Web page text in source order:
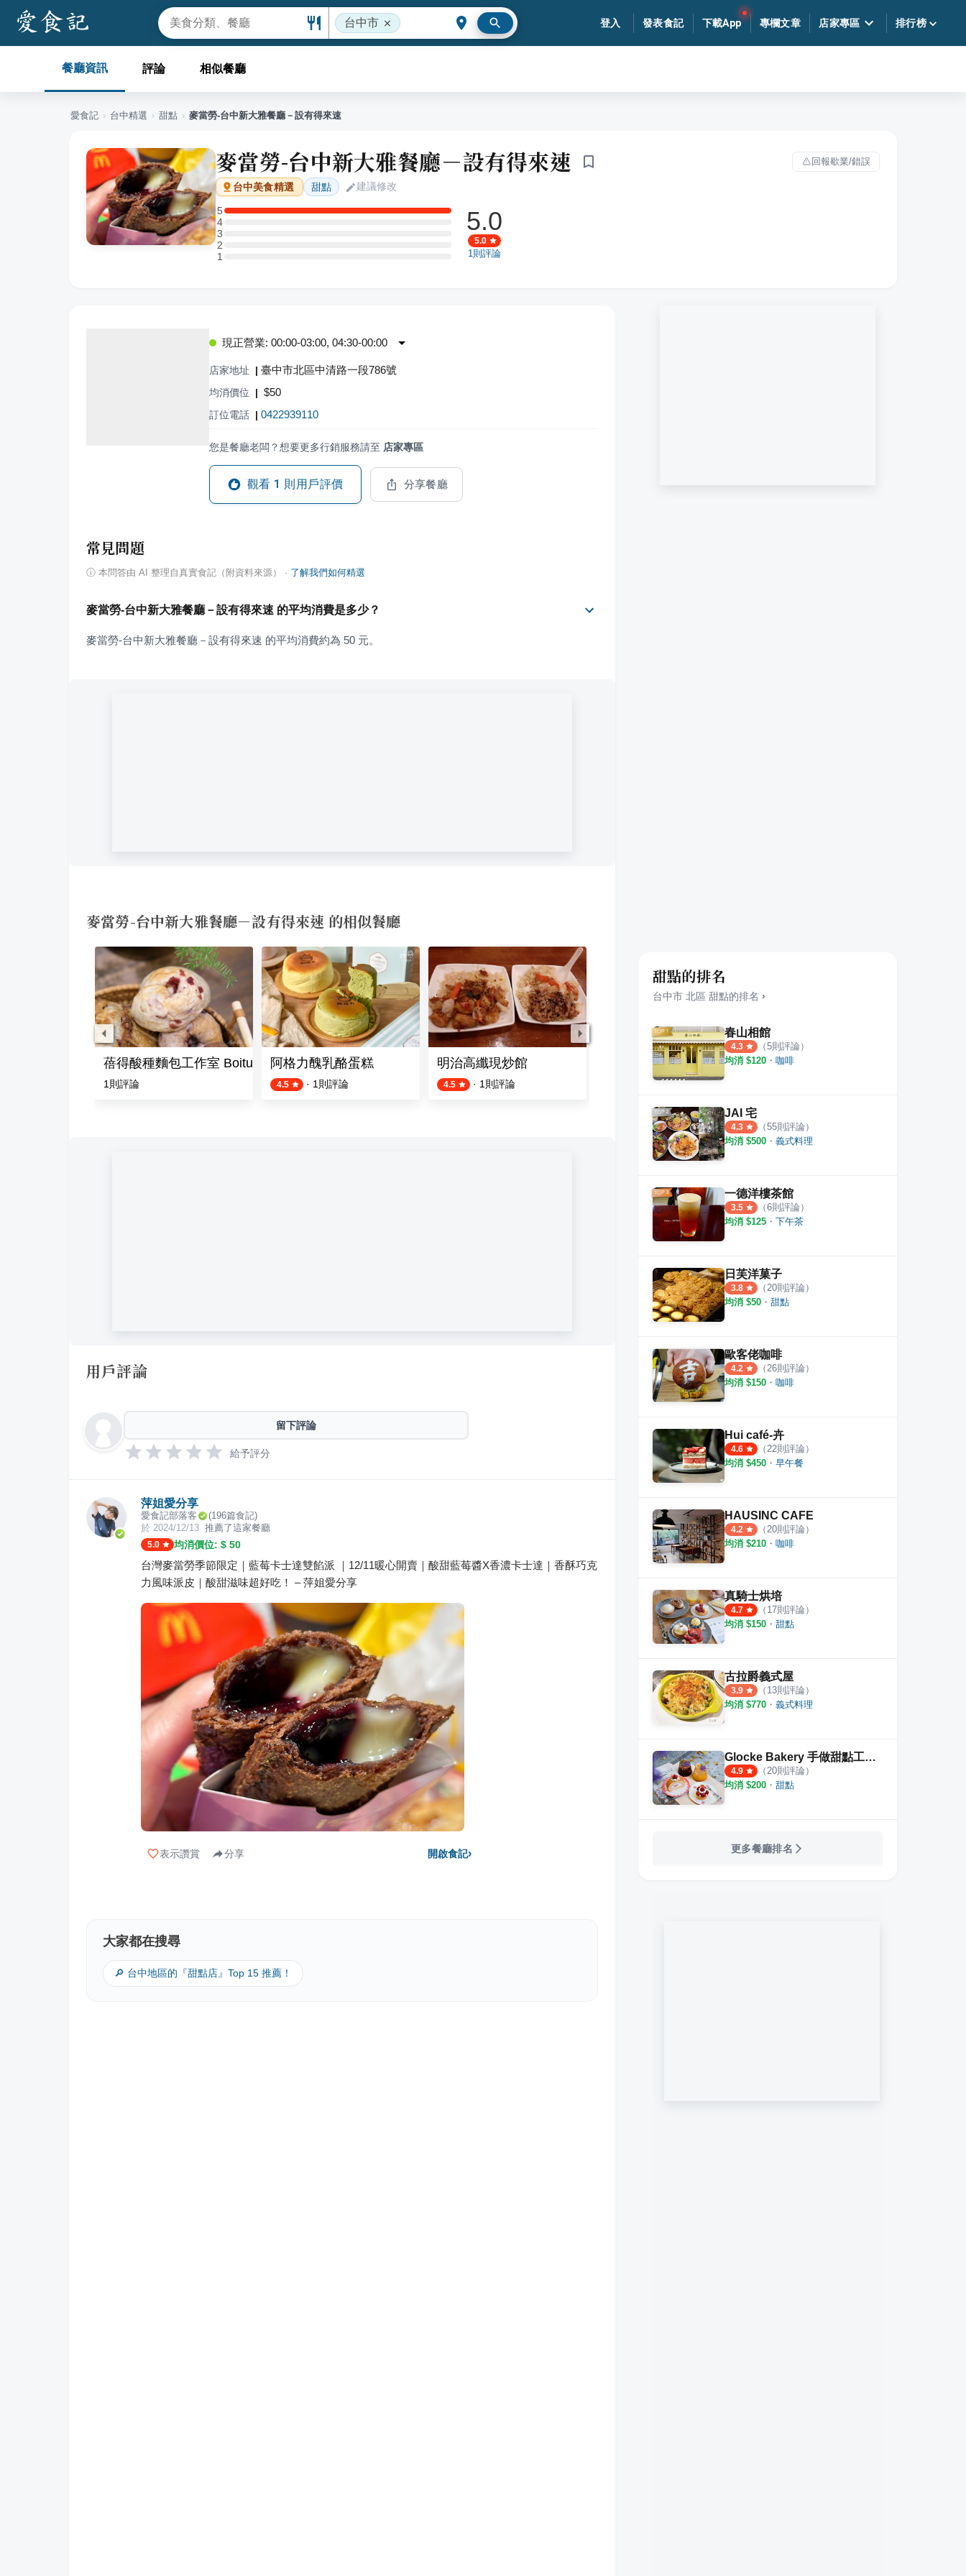
台中市 登入 發表食記 下載App 專欄文章 店家專區 排行榜
餐廳資訊 評論 相似餐廳
愛食記 › 台中精選 › 甜點 › 麥當勞-台中新大雅餐廳－設有得來速
麥當勞-台中新大雅餐廳－設有得來速 回報歇業/錯誤
台中美食精選 甜點 建議修改
5
5 星：1 則評論
4
4 星：0 則評論
3
3 星：0 則評論
2
2 星：0 則評論
11 星：0 則評論
5.0
5.0
1則評論
現正營業: 00:00-03:00, 04:30-00:00
店家地址 | 臺中市北區中清路一段786號
均消價位 | $50
訂位電話 | 0422939110
您是餐廳老闆？想要更多行銷服務請至 店家專區
觀看 1 則用戶評價 分享餐廳
常見問題
ⓘ 本問答由 AI 整理自真實食記（附資料來源） · 了解我們如何精選
麥當勞-台中新大雅餐廳－設有得來速 的平均消費是多少？
麥當勞-台中新大雅餐廳－設有得來速 的平均消費約為 50 元。
麥當勞-台中新大雅餐廳－設有得來速 的相似餐廳
蓓得酸種麵包工作室 BoituBakehouse (營業時間請見IG & Line)
1 則評論
阿格力醜乳酪蛋糕
4.5 · 1 則評論
明治高纖現炒館
4.5 · 1 則評論
炒麵 綜合湯
則評論
Coffee steady cheers
用戶評論
留下評論
給予評分
萍姐愛分享
愛食記部落客 (196篇食記)
於 2024/12/13 推薦了這家餐廳
5.0 均消價位: $ 50
台灣麥當勞季節限定｜藍莓卡士達雙餡派 ｜12/11暖心開賣｜酸甜藍莓醬X香濃卡士達｜香酥巧克
力風味派皮｜酸甜滋味超好吃！ – 萍姐愛分享
表示讚賞 分享 開啟食記›
大家都在搜尋
🔎 台中地區的『甜點店』Top 15 推薦！
甜點的排名
台中市 北區 甜點的排名 ›
春山相館
4.3 （5則評論）
均消 $120 ・ 咖啡
JAI 宅
4.3 （55則評論）
均消 $500 ・ 義式料理
一德洋樓茶館
3.5 （6則評論）
均消 $125 ・ 下午茶
日芙洋菓子
3.8 （ 20則評論）
均消 $50 ・ 甜點
歐客佬咖啡
4.2 （ 26則評論）
均消 $150 ・ 咖啡
Hui café-卉
4.6 （ 22則評論）
均消 $450 ・ 早午餐
HAUSINC CAFE
4.2 （ 20則評論）
均消 $210 ・ 咖啡
真騎士烘培
4.7 （ 17則評論）
均消 $150 ・ 甜點
古拉爵義式屋
3.9 （ 13則評論）
均消 $770 ・ 義式料理
Glocke Bakery 手做甜點工作室
4.9 （ 20則評論）
均消 $200 ・ 甜點
更多餐廳排名